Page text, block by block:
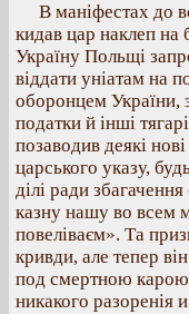
В маніфестах до
кидав цар наклеп на
Україну Польщі
віддати уніатам на
оборонцем України,
податки й інші
позаводив деякі
царського указу,
ділі ради
казну нашу во всем
повеліваєм». Та
кривди, але тепер
под смертною карою
никакого разоренія